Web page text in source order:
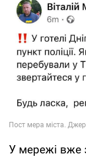
У мережі вже